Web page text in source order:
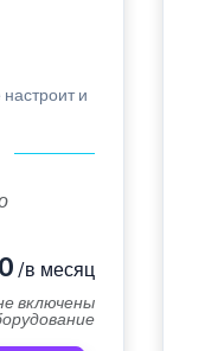
и
/в месяц
включены